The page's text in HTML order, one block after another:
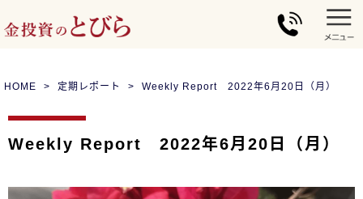
HOME 定期レポート Weekly Report 2022年6月20日（月）
Weekly Report 2022年6月20日（月）